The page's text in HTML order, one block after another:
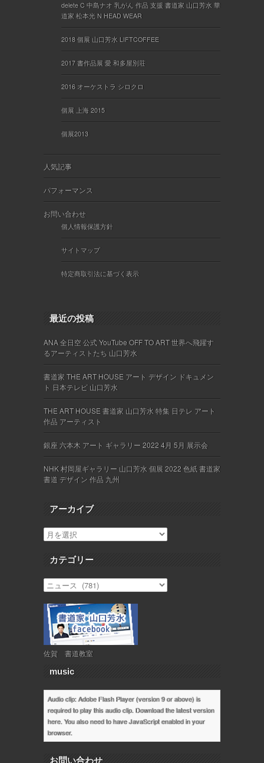
delete C 中島ナオ 乳がん 作品 支援 書道家 山口芳水 華
道家 松本光 N HEAD WEAR
2018 個展 山口芳水 LIFTCOFFEE
2017 書作品展 愛 和多屋別荘
2016 オーケストラ シロクロ
個展 上海 2015
個展2013
人気記事
パフォーマンス
お問い合わせ
個人情報保護方針
サイトマップ
特定商取引法に基づく表示
最近の投稿
ANA 全日空 公式 YouTube OFF TO ART 世界へ飛躍す
るアーティストたち 山口芳水
書道家 THE ART HOUSE アート デザイン ドキュメン
ト 日本テレビ 山口芳水
THE ART HOUSE 書道家 山口芳水 特集 日テレ アート
作品 アーティスト
銀座 六本木 アート ギャラリー 2022 4月 5月 展示会
NHK 村岡屋ギャラリー 山口芳水 個展 2022 色紙 書道家
書道 デザイン 作品 九州
アーカイブ
カテゴリー
佐賀 書道教室
music
Audio clip: Adobe Flash Player (version 9 or above) is
required to play this audio clip. Download the latest version
here. You also need to have JavaScript enabled in your
browser.
お問い合わせ